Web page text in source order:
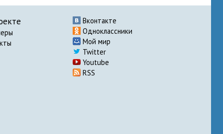
Вконтакте
Одноклассники
Мой мир
Twitter
Youtube
RSS